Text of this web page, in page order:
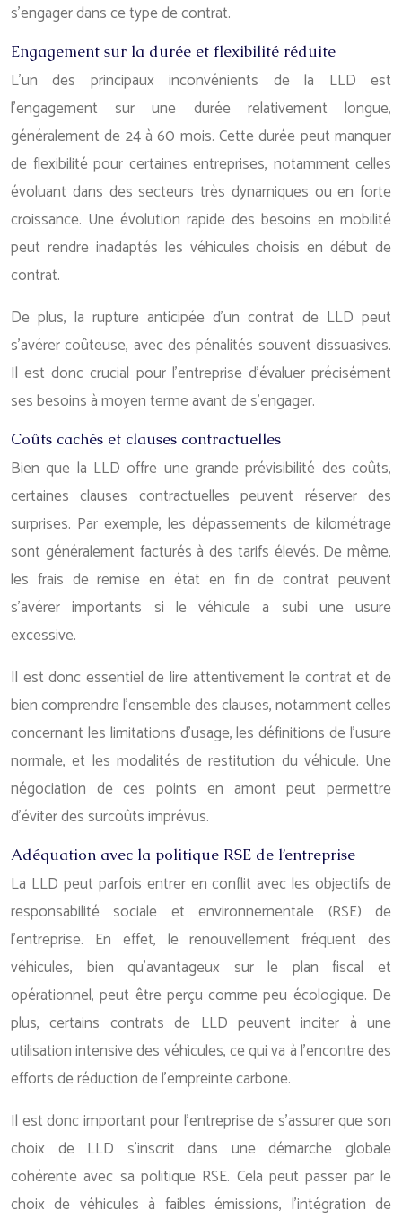
s’engager dans ce type de contrat.
Engagement sur la durée et flexibilité réduite
L’un des principaux inconvénients de la LLD est
l’engagement sur une durée relativement longue,
généralement de 24 à 60 mois. Cette durée peut manquer
de flexibilité pour certaines entreprises, notamment celles
évoluant dans des secteurs très dynamiques ou en forte
croissance. Une évolution rapide des besoins en mobilité
peut rendre inadaptés les véhicules choisis en début de
contrat.
De plus, la rupture anticipée d’un contrat de LLD peut
s’avérer coûteuse, avec des pénalités souvent dissuasives.
Il est donc crucial pour l’entreprise d’évaluer précisément
ses besoins à moyen terme avant de s’engager.
Coûts cachés et clauses contractuelles
Bien que la LLD offre une grande prévisibilité des coûts,
certaines clauses contractuelles peuvent réserver des
surprises. Par exemple, les dépassements de kilométrage
sont généralement facturés à des tarifs élevés. De même,
les frais de remise en état en fin de contrat peuvent
s’avérer importants si le véhicule a subi une usure
excessive.
Il est donc essentiel de lire attentivement le contrat et de
bien comprendre l’ensemble des clauses, notamment celles
concernant les limitations d’usage, les définitions de l’usure
normale, et les modalités de restitution du véhicule. Une
négociation de ces points en amont peut permettre
d’éviter des surcoûts imprévus.
Adéquation avec la politique RSE de l’entreprise
La LLD peut parfois entrer en conflit avec les objectifs de
responsabilité sociale et environnementale (RSE) de
l’entreprise. En effet, le renouvellement fréquent des
véhicules, bien qu’avantageux sur le plan fiscal et
opérationnel, peut être perçu comme peu écologique. De
plus, certains contrats de LLD peuvent inciter à une
utilisation intensive des véhicules, ce qui va à l’encontre des
efforts de réduction de l’empreinte carbone.
Il est donc important pour l’entreprise de s’assurer que son
choix de LLD s’inscrit dans une démarche globale
cohérente avec sa politique RSE. Cela peut passer par le
choix de véhicules à faibles émissions, l’intégration de